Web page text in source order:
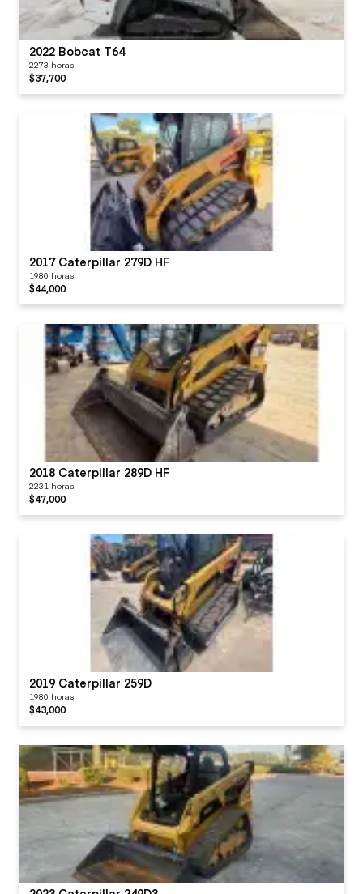
2022 Bobcat T64
2273 horas
$37,700
2017 Caterpillar 279D HF
1980 horas
$44,000
2018 Caterpillar 289D HF
2231 horas
$47,000
2019 Caterpillar 259D
1980 horas
$43,000